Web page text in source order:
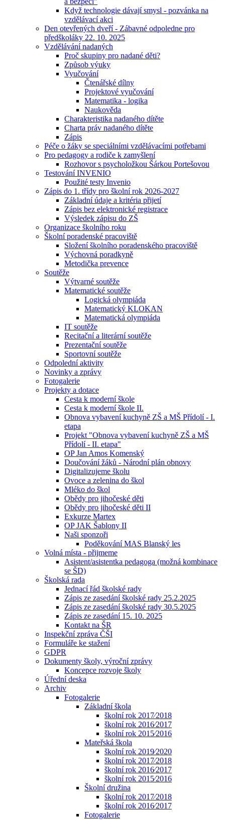
Když technologie dávají smysl - pozvánka na
vzdělávací akci
Den otevřených dveří - Zábavné odpoledne pro
předškoláky 22. 10. 2025
Vzdělávání nadaných
Proč skupiny pro nadané děti?
Způsob výuky
Vyučování
Čtenářské dílny
Projektové vyučování
Matematika - logika
Naukověda
Charakteristika nadaného dítěte
Charta práv nadaného dítěte
Zápis
Péče o žáky se speciálními vzdělávacími potřebami
Pro pedagogy a rodiče k zamyšlení
Rozhovor s psycholožkou Šárkou Portešovou
Testování INVENIO
Použité testy Invenio
Zápis do 1. třídy pro školní rok 2026-2027
Základní údaje a kritéria přijetí
Zápis bez elektronické registrace
Výsledek zápisu do ZŠ
Organizace školního roku
Školní poradenské pracoviště
Složení školního poradenského pracoviště
Výchovná poradkyně
Metodička prevence
Soutěže
Výtvarné soutěže
Matematické soutěže
Logická olympiáda
Matematický KLOKAN
Matematická olympiáda
IT soutěže
Recitační a literární soutěže
Prezentační soutěže
Sportovní soutěže
Odpolední aktivity
Novinky a zprávy
Fotogalerie
Projekty a dotace
Cesta k moderní škole
Cesta k moderní škole II.
Obnova vybavení kuchyně ZŠ a MŠ Přídolí - I.
etapa
Projekt "Obnova vybavení kuchyně ZŠ a MŠ
Přídolí - II. etapa"
OP Jan Amos Komenský
Doučování žáků - Národní plán obnovy
Digitalizujeme školu
Ovoce a zelenina do škol
Mléko do škol
Obědy pro jihočeské děti
Obědy pro jihočeské děti II
Exkurze Martex
OP JAK Šablony II
Naši sponzoři
Poděkování MAS Blanský les
Volná místa - přijmeme
Asistent/asistentka pedagoga (možná kombinace
se ŠD)
Školská rada
Jednací řád školské rady
Zápis ze zasedání školské rady 25.2.2025
Zápis ze zasedání školské rady 30.5.2025
Zápis ze zasedání 15. 10. 2025
Kontakt na ŠR
Inspekční zpráva ČŠI
Formuláře ke stažení
GDPR
Dokumenty školy, výroční zprávy
Koncepce rozvoje školy
Úřední deska
Archiv
Fotogalerie
Základní škola
školní rok 2017⁄2018
školní rok 2016⁄2017
školní rok 2015⁄2016
Mateřská škola
školní rok 2019⁄2020
školní rok 2017⁄2018
školní rok 2016⁄2017
školní rok 2015⁄2016
Školní družina
školní rok 2017⁄2018
školní rok 2016⁄2017
Fotogalerie